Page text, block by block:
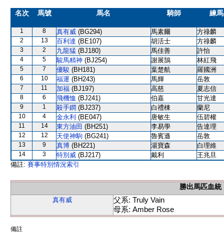
名次 馬號 馬名 騎師 練
1 8 真有威 (BG294) 馬素爾 方祿麟
2 13 百利達 (BE107) 胡活士 方祿麟
3 2 九龍猛 (BJ180) 馬佳善 許怡
4 5 駿馬精神 (BJ254) 謝展鵠 林紅飛
5 7 優駿 (BH181) 葉楚航 羅國洲
6 10 福運 (BH243) 馬輝 岳敦
7 11 加福 (BJ197) 高慈 夏志信
8 6 飛機恤 (BJ241) 伯嘉 甘光達
9 1 殺手鐧 (BJ237) 白禮棟 蘭尼
10 4 金永利 (BE047) 唐敏生 伍碧權
11 14 東方油田 (BH251) 李易學 告達理
12 12 天使神駒 (BG241) 魯賓遜 岳敦
13 9 真博 (BH221) 湯寶森 白理維
14 3 特別威 (BJ217) 戴利
王兆旦
備註: 賽事特別情況索引
勝出馬匹血統
真有威
父系: Truly Vain
母系: Amber Rose
備註